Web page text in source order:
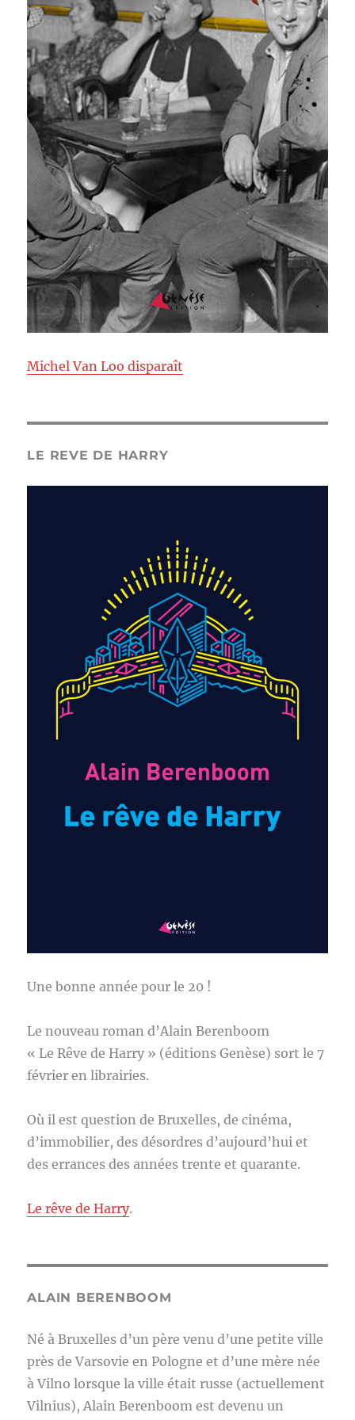
Michel Van Loo disparaît
LE REVE DE HARRY
Une bonne année pour le 20 !
Le nouveau roman d’Alain Berenboom
« Le Rêve de Harry » (éditions Genèse) sort le 7
février en librairies.
Où il est question de Bruxelles, de cinéma,
d’immobilier, des désordres d’aujourd’hui et
des errances des années trente et quarante.
Le rêve de Harry.
ALAIN BERENBOOM
Né à Bruxelles d’un père venu d’une petite ville
près de Varsovie en Pologne et d’une mère née
à Vilno lorsque la ville était russe (actuellement
Vilnius), Alain Berenboom est devenu un